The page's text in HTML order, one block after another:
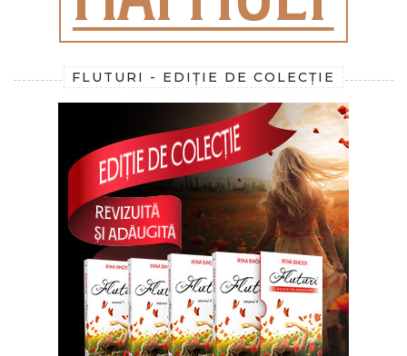
FLUTURI - EDIȚIE DE COLECȚIE